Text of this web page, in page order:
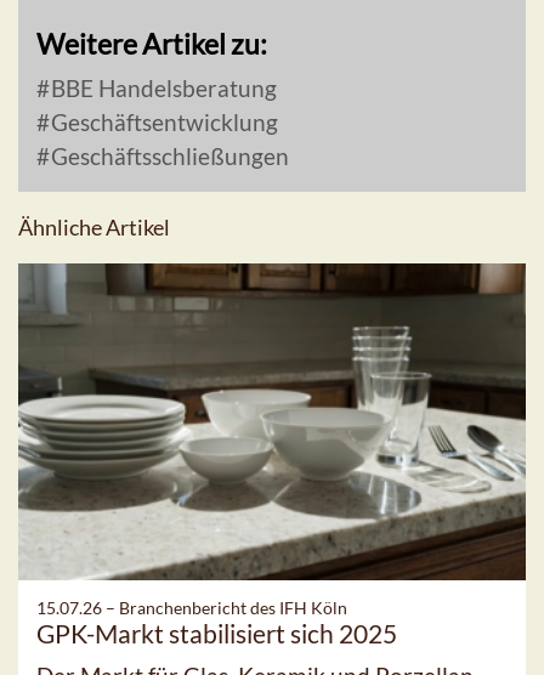
Weitere Artikel zu:
BBE Handelsberatung
Geschäftsentwicklung
Geschäftsschließungen
Ähnliche Artikel
15.07.26 – Branchenbericht des IFH Köln
GPK-Markt stabilisiert sich 2025